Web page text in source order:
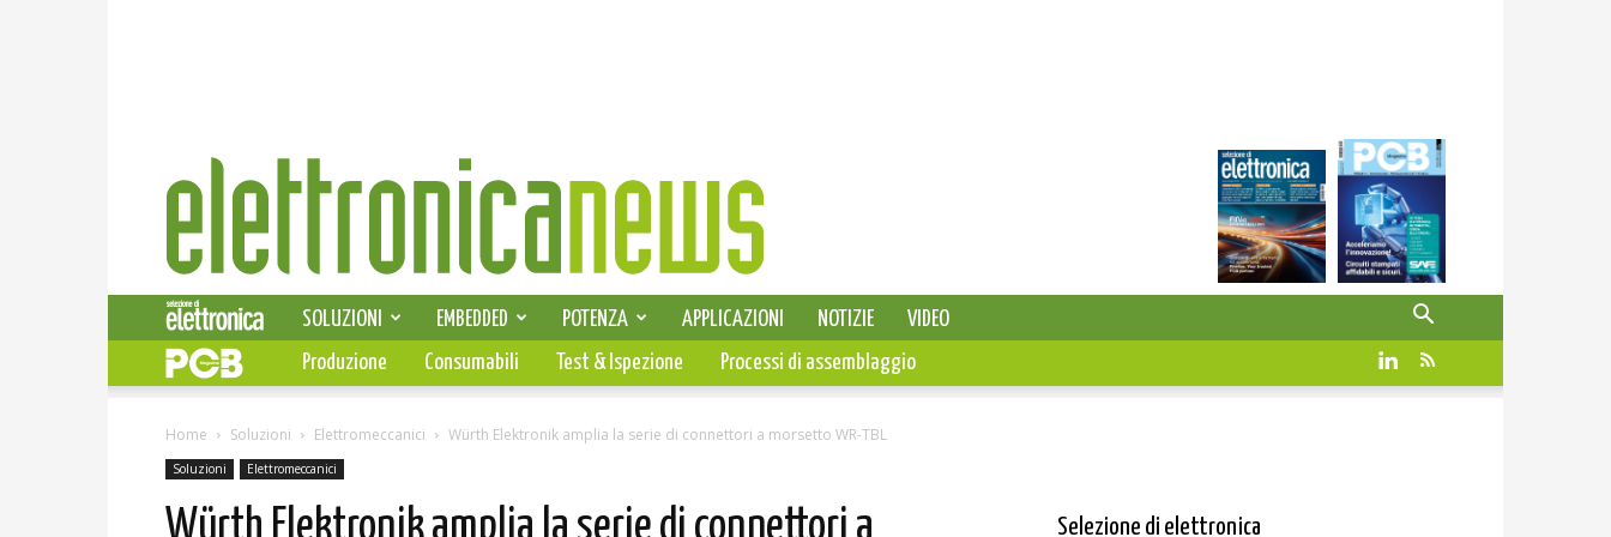
Elettronica
News
SELEZIONE DI ELETTRONICA
SOLUZIONI EMBEDDED POTENZA APPLICAZIONI NOTIZIE
VIDEO
PCB
Produzione Consumabili Test & Ispezione Processi di assemblaggio
Home Soluzioni Elettromeccanici Würth Elektronik amplia la serie di connettori a morsetto WR-TBL
Soluzioni Elettromeccanici
Würth Elektronik amplia la serie di connettori a Selezione di elettronica